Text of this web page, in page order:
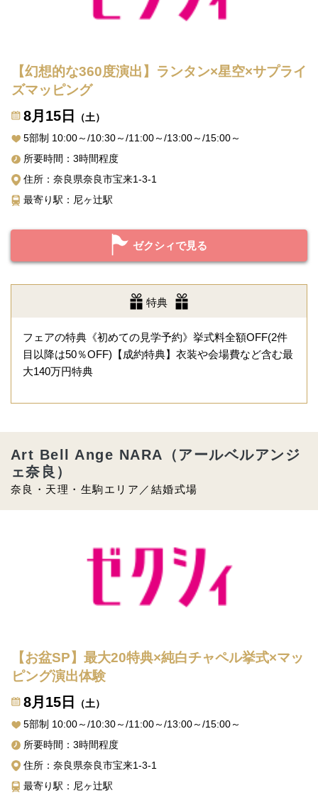
【幻想的な360度演出】ランタン×星空×サプライ
ズマッピング
8月15日
（土）
5部制 10:00～/10:30～/11:00～/13:00～/15:00～
所要時間：3時間程度
住所：奈良県奈良市宝来1-3-1
最寄り駅：尼ヶ辻駅
ゼクシィで見る
特典
フェアの特典《初めての見学予約》挙式料全額OFF(2件
目以降は50％OFF)【成約特典】衣装や会場費など含む最
大140万円特典
奈良・天理・生駒エリア／結婚式場
Art Bell Ange NARA（アールベルアンジ
ェ奈良）
【お盆SP】最大20特典×純白チャペル挙式×マッ
ピング演出体験
8月15日
（土）
5部制 10:00～/10:30～/11:00～/13:00～/15:00～
所要時間：3時間程度
住所：奈良県奈良市宝来1-3-1
最寄り駅：尼ヶ辻駅